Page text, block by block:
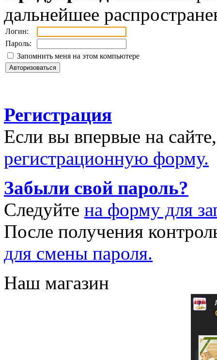
дальнейшее
Логин:
Пароль:
Запомнить меня на этом компьютере
Регистрация
Если вы впервые на
регистрационную форму.
Забыли свой пароль?
Следуйте на форму для
После получения
для смены пароля.
Наш магазин